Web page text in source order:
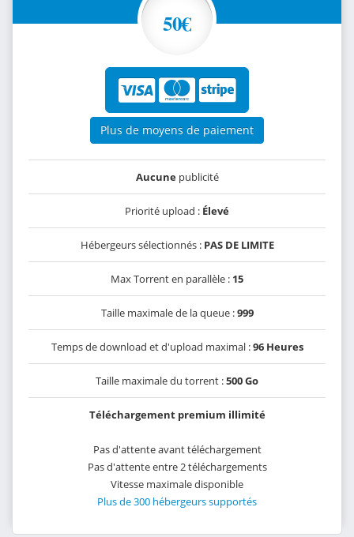
50€
Plus de moyens de paiement
Aucunepublicité
Priorité upload : Élevé
Hébergeurs sélectionnés : PAS DE LIMITE
Max Torrent en parallèle : 15
Taille maximale de la queue :999
Temps de download et d'upload maximal :96 Heures
Taille maximale du torrent :500 Go
Téléchargement premium illimité
Pas d'attente avant téléchargement
Pas d'attente entre 2 téléchargements
Vitesse maximale disponible
Plus de 300 hébergeurs supportés